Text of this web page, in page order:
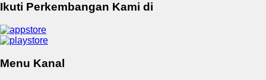
Ikuti Perkembangan Kami di
Menu Kanal